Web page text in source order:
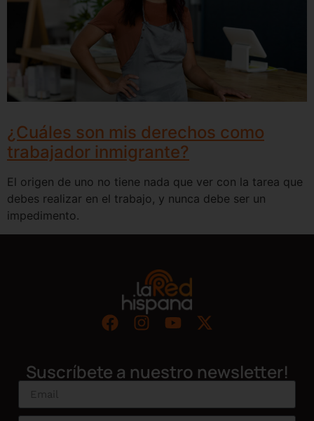
¿Cuáles son mis derechos como
trabajador inmigrante?
El origen de uno no tiene nada que ver con la tarea que
debes realizar en el trabajo, y nunca debe ser un
impedimento.
Suscríbete a nuestro newsletter!